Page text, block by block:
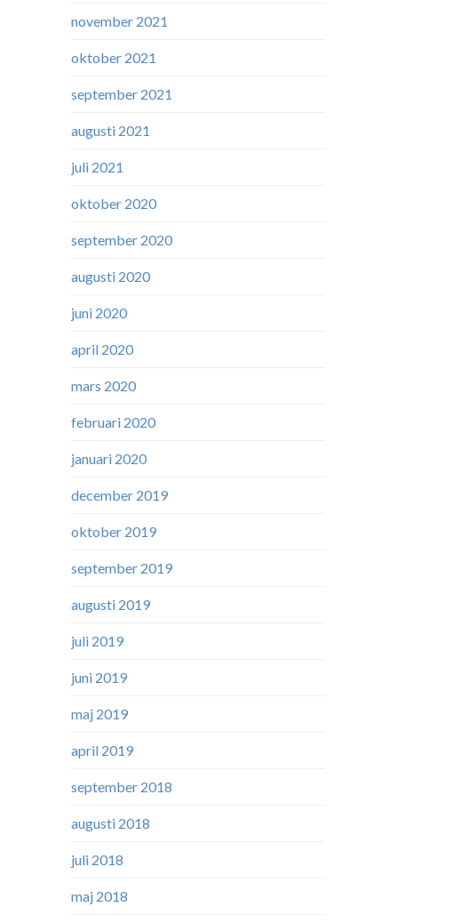
november 2021
oktober 2021
september 2021
augusti 2021
juli 2021
oktober 2020
september 2020
augusti 2020
juni 2020
april 2020
mars 2020
februari 2020
januari 2020
december 2019
oktober 2019
september 2019
augusti 2019
juli 2019
juni 2019
maj 2019
april 2019
september 2018
augusti 2018
juli 2018
maj 2018